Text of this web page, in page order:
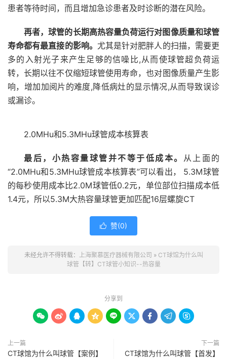
患者等待时间，而且增加急诊患者及时诊断的潜在风险。
再者，球管的长期高热容量负荷运行对图像质量和球管
寿命都有最直接的影响。 尤其是针对肥胖人的扫描，需要更
多的入射光子来产生足够的信噪比,从而使球管超负荷运
转，长期以往不仅缩短球管使用寿命，也对图像质量产生影
响，增加加阅片的难度,降低病灶的显示情况,从而导致误诊
或漏诊。
2.0MHu和5.3MHu球管成本核算表
最后，小热容量球管并不等于低成本。 从上面的
“2.0MHu和5.3MHu球管成本核算表”可以看出， 5.3M球管
的每秒使用成本比2.0M球管低0.2元，单位部位扫描成本低
1.4元，所以5.3M大热容量球管更加匹配16层螺旋CT
 赞(0)
未经允许不得转载： 上海聚慕医疗器械有限公司 » CT球馆为什么叫
球管【转】CT球管小知识--热容量
分享到
        
上一篇
CT球馆为什么叫球管【案例】
下一篇
CT球馆为什么叫球管【首发】